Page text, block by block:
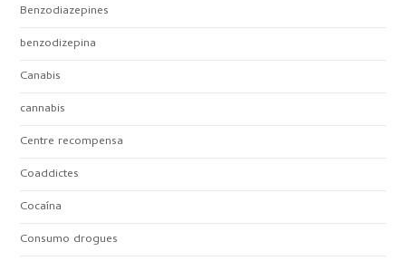
Benzodiazepines
benzodizepina
Canabis
cannabis
Centre recompensa
Coaddictes
Cocaína
Consumo drogues